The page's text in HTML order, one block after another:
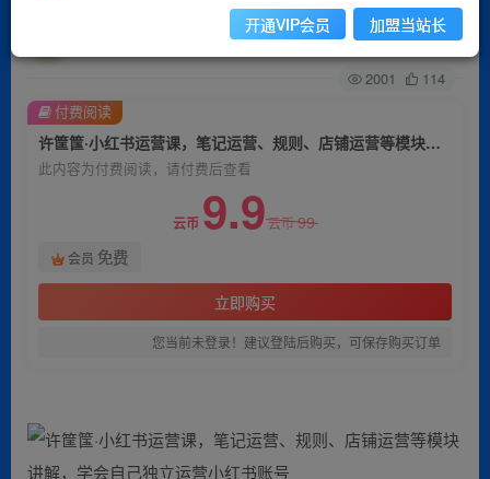
关注 私信
2001 114
许筐筺·小红书运营课，​笔记运营、规则、店铺运营等模块讲解，学会自己独立运营小红书账号
此内容为付费阅读，请付费后查看
云币 9.9云币99
会员 免费
立即购买
您当前未登录！建议登陆后购买，可保存购买订单
付费阅读
开通VIP会员 加盟当站长